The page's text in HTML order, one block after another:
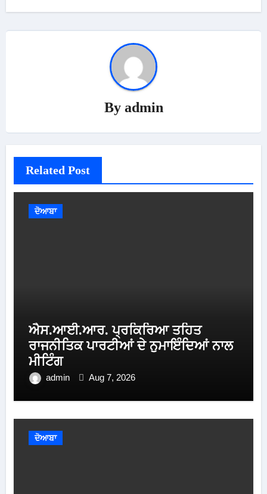
By admin
Related Post
ਦੋਆਬਾ
ਐਸ.ਆਈ.ਆਰ. ਪ੍ਰਕਿਰਿਆ ਤਹਿਤ
ਰਾਜਨੀਤਿਕ ਪਾਰਟੀਆਂ ਦੇ ਨੁਮਾਇੰਦਿਆਂ ਨਾਲ
ਮੀਟਿੰਗ
admin Aug 7, 2026
ਦੋਆਬਾ